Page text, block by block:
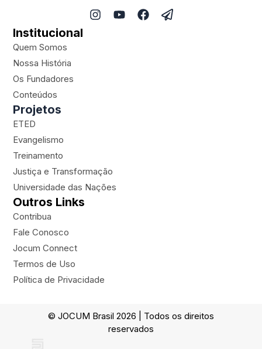
I
n
Y
o
F
a
P
a
Institucional
Quem Somos
Nossa História
Os Fundadores
Conteúdos
Projetos
ETED
Evangelismo
Treinamento
Justiça e Transformação
Universidade das Nações
Outros Links
Contribua
Fale Conosco
Jocum Connect
Termos de Uso
Política de Privacidade
© JOCUM Brasil 2026 | Todos os direitos
reservados